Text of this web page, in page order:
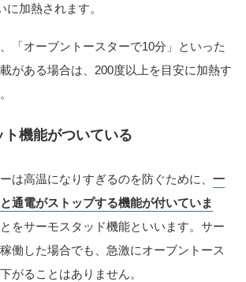
に加熱されます。
「オーブントースターで10分」といった
がある場合は、200度以上を目安に加熱す
機能がついている
は高温になりすぎるのを防ぐために、 一
通電がストップする機能が付いていま
をサーモスタッド機能といいます。サー
働した場合でも、急激にオーブントース
がることはありません。